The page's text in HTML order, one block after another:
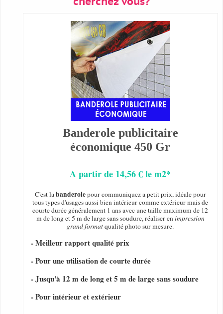
Banderole publicitaire
économique 450 Gr
A partir de 14,56 € le m2*
C'est labanderolepour communiquez a petit prix, idéale pour
tous types d'usages aussi bien intérieur comme extérieur mais de
courte durée généralement 1 ans avec une taille maximum de 12
m de long et 5 m de large sans soudure, réaliser enimpression
grand formatqualité photo sur mesure.
- Meilleur rapport qualité prix
- Pour une utilisation de courte durée
- Jusqu'à 12 m de long et 5 m de large sans soudure
- Pour intérieur et extérieur